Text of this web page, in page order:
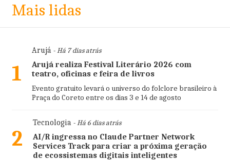
Mais lidas
1
Arujá- Há 7 dias atrás
Arujá realiza Festival Literário 2026 com
teatro, oficinas e feira de livros
Evento gratuito levará o universo do folclore brasileiro à
Praça do Coreto entre os dias 3 e 14 de agosto
2
Tecnologia- Há 6 dias atrás
AI/R ingressa no Claude Partner Network
Services Track para criar a próxima geração
de ecossistemas digitais inteligentes